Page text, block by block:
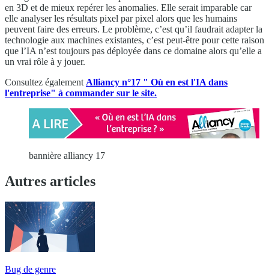
en 3D et de mieux repérer les anomalies. Elle serait imparable car
elle analyser les résultats pixel par pixel alors que les humains
peuvent faire des erreurs. Le problème, c’est qu’il faudrait adapter la
technologie aux machines existantes, c’est peut-être pour cette raison
que l’IA n’est toujours pas déployée dans ce domaine alors qu’elle a
un vrai rôle à y jouer.
Consultez également Alliancy n°17 " Où en est l'IA dans
l'entreprise" à commander sur le site.
bannière alliancy 17
Autres articles
Bug de genre